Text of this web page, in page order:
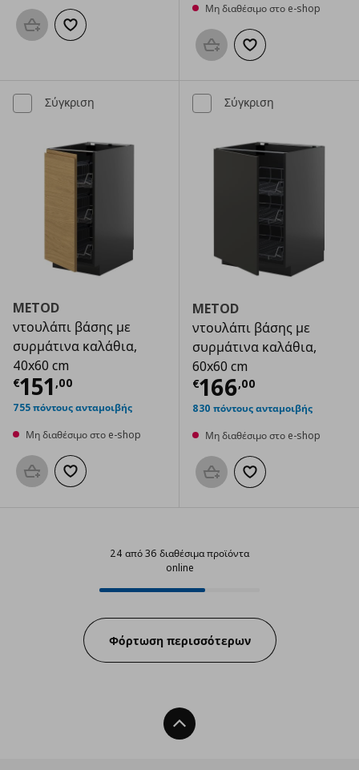
Προσθήκη στο καλάθι
Προσθήκη στα αγαπημένα
Μη διαθέσιμο στο e-shop
Προσθήκη στο καλάθι
Προσθήκη στα
Σύγκριση
METOD
ντουλάπι βάσης με
συρμάτινα καλάθια,
40x60 cm
€151 ,00
Τρέχουσα τιμή € 151,00
755 πόντους ανταμοιβής
Μη διαθέσιμο στο e-shop
Προσθήκη στο καλάθι
Προσθήκη στα αγαπημένα
Σύγκριση
METOD
ντουλάπι βάσης με
συρμάτινα καλάθια,
60x60 cm
€166,00
Τρέχουσα
830 πόντους ανταμοιβής
Μη διαθέσιμο στο e-shop
Προσθήκη στο καλάθι
Προσθήκη στα
24 από 36 διαθέσιμα προϊόντα
online
24 από 36 διαθέσιμα προϊόντα
Progress:
Φόρτωση περισσότερων
Back To Top